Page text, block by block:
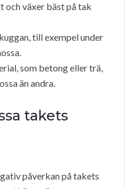
och växer bäst på tak
till exempel under
som betong eller trä,
än andra.
takets
påverkan på takets